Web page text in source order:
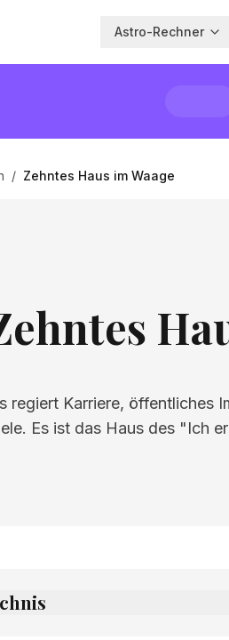
Astro-Rechner
/ Zehntes Haus im Waage
regiert Karriere, öffentliches
Es ist das Haus des "Ich